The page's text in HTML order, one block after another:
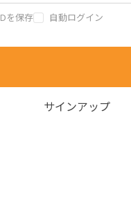
を保存 自動ログイン
サインアップ